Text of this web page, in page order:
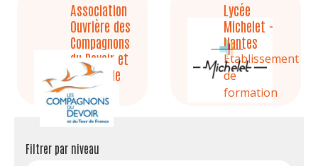
Filtrer par niveau
Association
Ouvrière des
Compagnons
du Devoir et
du Tour de
France
(AOCDTF)
Etablissement
de
formation
Lycée
Michelet -
Nantes
Etablissement
de
formation